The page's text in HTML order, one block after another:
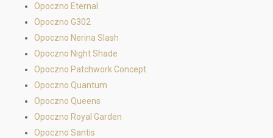
Opoczno Eternal
Opoczno G302
Opoczno Nerina Slash
Opoczno Night Shade
Opoczno Patchwork Concept
Opoczno Quantum
Opoczno Queens
Opoczno Royal Garden
Opoczno Santis